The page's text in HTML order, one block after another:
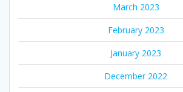
March 2023
February 2023
January 2023
December 2022